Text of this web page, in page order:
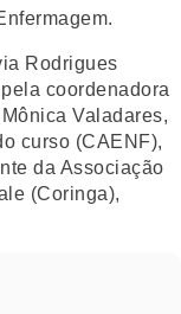
Rodrigues
coordenadora
Valadares,
curso (CAENF),
da Associação
(Coringa),